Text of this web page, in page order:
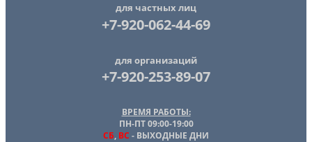
для частных лиц
+7-920-062-44-69
для организаций
+7-920-253-89-07
ВРЕМЯ РАБОТЫ:
ПН-ПТ 09:00-19:00
СБ, ВС - ВЫХОДНЫЕ ДНИ